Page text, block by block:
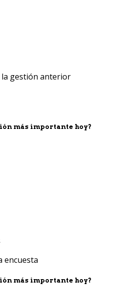
la gestión anterior
más importante hoy?
encuesta
más importante hoy?